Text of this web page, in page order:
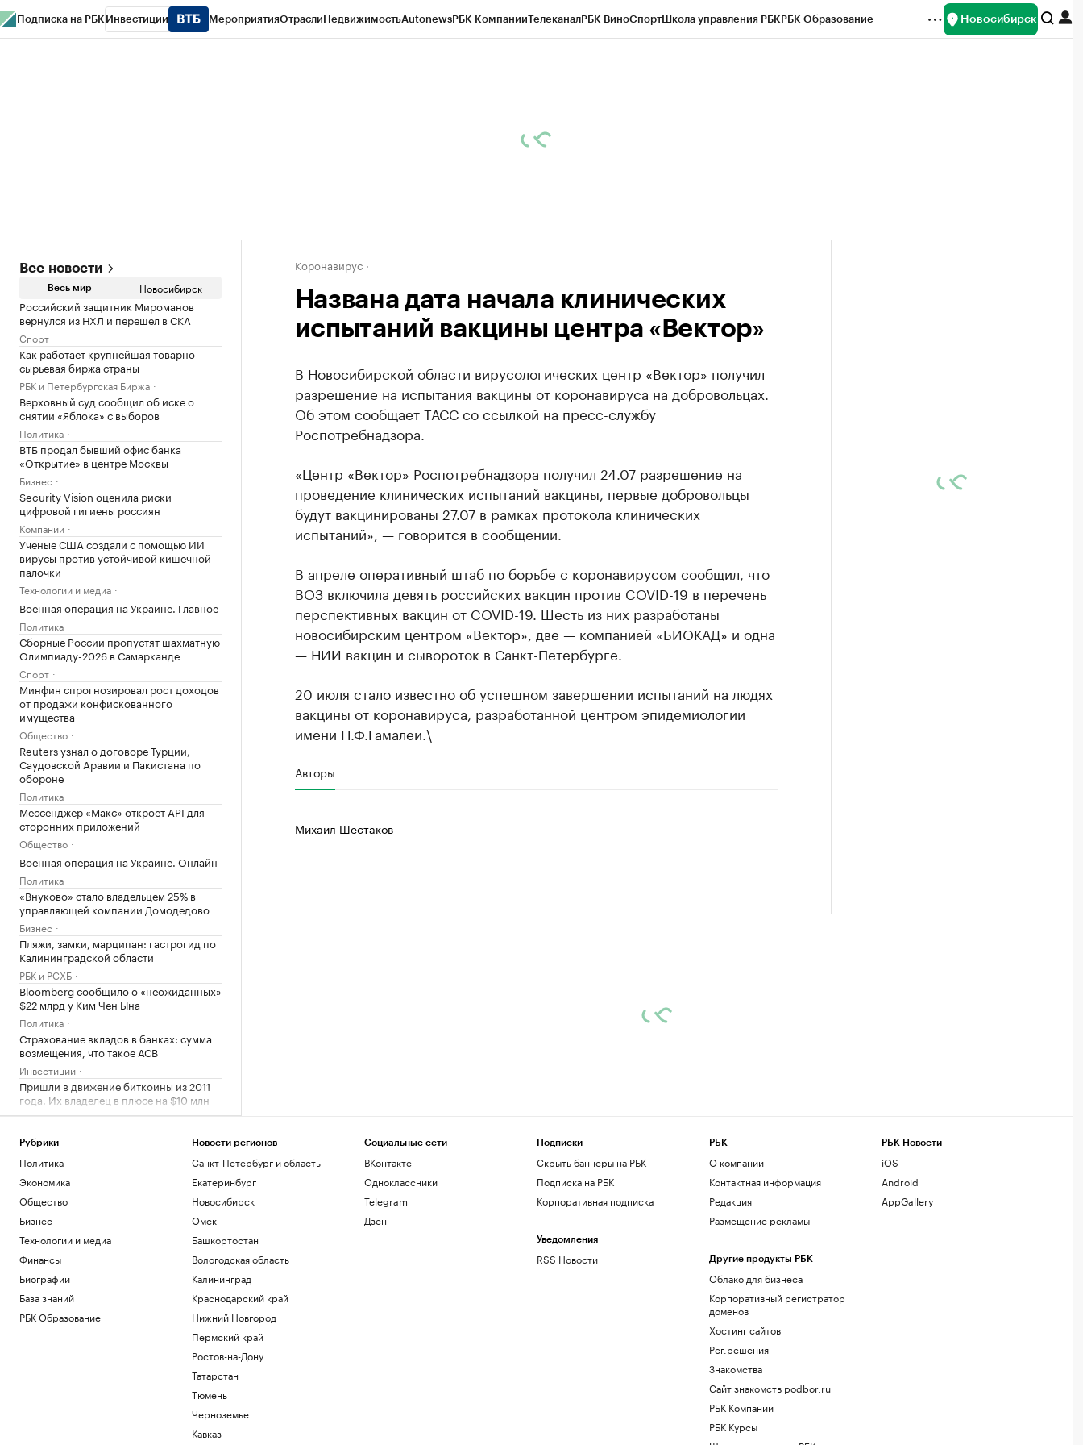
Подписка на РБК Инвестиции МероприятияОтраслиНедвижимостьAutonewsРБК КомпанииТелеканалРБК ВиноСпортШкола управления РБКРБК Образование Новосибирск
Все новости
Весь мир Новосибирск
Российский защитник Мироманов
вернулся из НХЛ и перешел в СКА
Спорт
Как работает крупнейшая товарно-
сырьевая биржа страны
РБК и Петербургская Биржа
Верховный суд сообщил об иске о
снятии «Яблока» с выборов
Политика
ВТБ продал бывший офис банка
«Открытие» в центре Москвы
Бизнес
Security Vision оценила риски
цифровой гигиены россиян
Компании
Ученые США создали с помощью ИИ
вирусы против устойчивой кишечной
палочки
Технологии и медиа
Военная операция на Украине. Главное
Политика
Сборные России пропустят шахматную
Олимпиаду-2026 в Самарканде
Спорт
Минфин спрогнозировал рост доходов
от продажи конфискованного
имущества
Общество
Reuters узнал о договоре Турции,
Саудовской Аравии и Пакистана по
обороне
Политика
Мессенджер «Макс» откроет API для
сторонних приложений
Общество
Военная операция на Украине. Онлайн
Политика
«Внуково» стало владельцем 25% в
управляющей компании Домодедово
Бизнес
Пляжи, замки, марципан: гастрогид по
Калининградской области
РБК и РСХБ
Bloomberg сообщило о «неожиданных»
$22 млрд у Ким Чен Ына
Политика
Страхование вкладов в банках: сумма
возмещения, что такое АСВ
Инвестиции
Пришли в движение биткоины из 2011
года. Их владелец в плюсе на $10 млн
Крипто
маркетингу
Образование
WSJ узнала о смене позиции разведки
США о «нападении» России на НАТО
Политика
Телеканалы объявили цены на
агитацию. Как партии будут строить
кампании
Подписка на РБК
Коронавирус
Названа дата начала клинических
испытаний вакцины центра «Вектор»
В Новосибирской области вирусологических центр «Вектор» получил
разрешение на испытания вакцины от коронавируса на добровольцах.
Об этом сообщает ТАСС со ссылкой на пресс-службу
Роспотребнадзора.
«Центр «Вектор» Роспотребнадзора получил 24.07 разрешение на
проведение клинических испытаний вакцины, первые добровольцы
будут вакцинированы 27.07 в рамках протокола клинических
испытаний», — говорится в сообщении.
В апреле оперативный штаб по борьбе с коронавирусом сообщил, что
ВОЗ включила девять российских вакцин против COVID-19 в перечень
перспективных вакцин от COVID-19. Шесть из них разработаны
новосибирским центром «Вектор», две — компанией «БИОКАД» и одна
— НИИ вакцин и сывороток в Санкт-Петербурге.
20 июля стало известно об успешном завершении испытаний на людях
вакцины от коронавируса, разработанной центром эпидемиологии
имени Н.Ф.Гамалеи.\
Авторы
Михаил Шестаков
Рубрики
Политика
Экономика
Общество
Бизнес
Технологии и медиа
Финансы
Биографии
База знаний
РБК Образование
Новости регионов
Санкт-Петербург и область
Екатеринбург
Новосибирск
Омск
Башкортостан
Вологодская область
Калининград
Краснодарский край
Нижний Новгород
Пермский край
Ростов-на-Дону
Татарстан
Тюмень
Черноземье
Кавказ
Социальные сети
ВКонтакте
Одноклассники
Telegram
Дзен
Подписки
Скрыть баннеры на РБК
Подписка на РБК
Корпоративная подписка
Уведомления
RSS Новости
РБК
О компании
Контактная информация
Редакция
Размещение рекламы
Другие продукты РБК
Облако для бизнеса
Корпоративный регистратор
доменов
Хостинг сайтов
Рег.решения
Знакомства
Сайт знакомств podbor.ru
РБК Компании
РБК Курсы
РБК Новости
iOS
Android
AppGallery